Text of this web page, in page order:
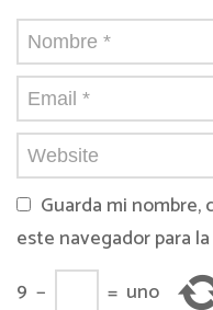
Guarda mi
este navegador para
9 − = uno